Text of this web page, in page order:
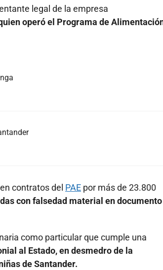
legal de la empresa
operó el Programa de
contratos del PAE por más de 23.800
con falsedad material en documento
como particular que cumple una
al Estado, en desmedro de la
de Santander.